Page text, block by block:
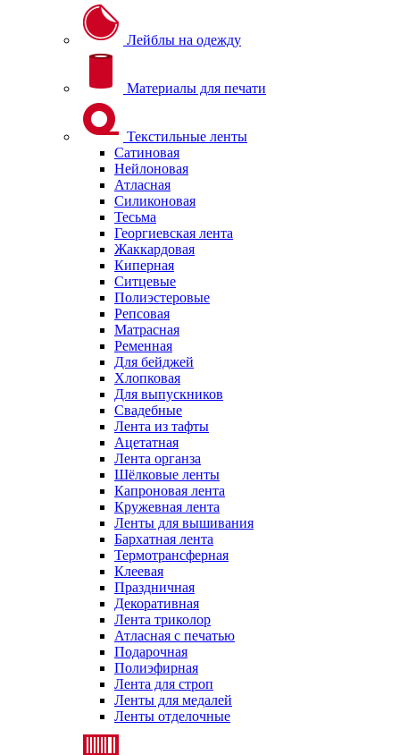
Лейблы на одежду
Материалы для печати
Текстильные ленты
Сатиновая
Нейлоновая
Атласная
Силиконовая
Тесьма
Георгиевская лента
Жаккардовая
Киперная
Ситцевые
Полиэстеровые
Репсовая
Матрасная
Ременная
Для бейджей
Хлопковая
Для выпускников
Свадебные
Лента из тафты
Ацетатная
Лента органза
Шёлковые ленты
Капроновая лента
Кружевная лента
Ленты для вышивания
Бархатная лента
Термотрансферная
Клеевая
Праздничная
Декоративная
Лента триколор
Атласная с печатью
Подарочная
Полиэфирная
Лента для строп
Ленты для медалей
Ленты отделочные